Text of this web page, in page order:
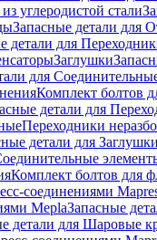
углеродистой стали
Запасные детали для
детали для
Заглушки
для
Комплект болтов
детали для
Переходники
детали для Заглушки
Комплект болтов для
соединениями
MeplaЗапасные
детали для Шаровые